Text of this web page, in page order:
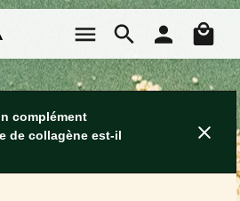
complément
de collagène est-il